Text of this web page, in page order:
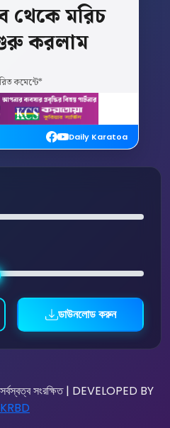
থেকেমরিচ
করলাম
কমেন্টে*
Daily Karatoa
ডাউনলোড করুন
সংরক্ষিত | DEVELOPED BY